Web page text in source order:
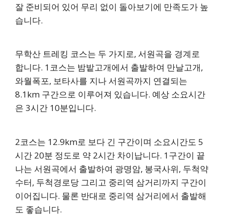
잘 준비되어 있어 무리 없이 돌아보기에 만족도가 높
습니다.
무학산 트레킹 코스는 두 가지로, 서원곡을 경계로
합니다. 1코스는 밤밭고개에서 출발하여 만날고개,
와월폭포, 보타사를 지나 서원곡까지 연결되는
8.1km 구간으로 이루어져 있습니다. 예상 소요시간
은 3시간 10분입니다.
2코스는 12.9km로 보다 긴 구간이며 소요시간도 5
시간 20분 정도로 약 2시간 차이납니다. 1구간이 끝
나는 서원곡에서 출발하여 광명암, 봉국사위, 두척약
수터, 두척경로당 그리고 중리역 삼거리까지 구간이
이어집니다. 물론 반대로 중리역 삼거리에서 출발해
도 좋습니다.